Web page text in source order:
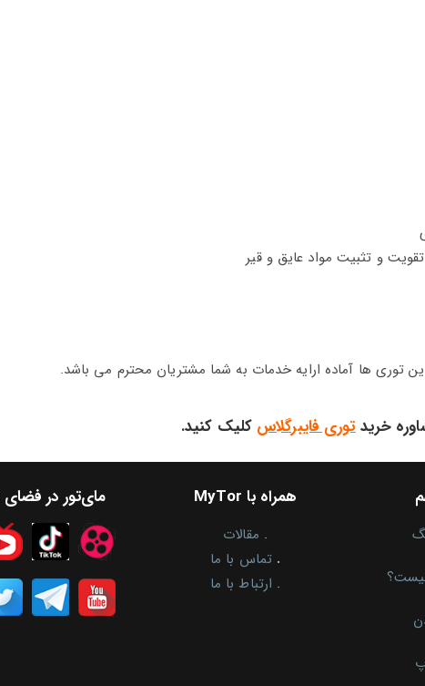
و تثبیت مواد عایق و قیر
توری ها آماده ارایه خدمات به شما مشتریان محترم می باشد.
خرید توری فایبرگلاس کلیک کنید.
همراه با MyTor
. مقالات
.تماس با ما
. ارتباط با ما
مای‌تور در